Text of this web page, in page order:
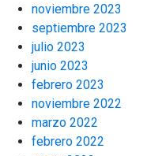
noviembre 2023
septiembre 2023
julio 2023
junio 2023
febrero 2023
noviembre 2022
marzo 2022
febrero 2022